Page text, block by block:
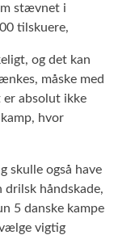
stævnet i
tilskuere,
og det kan
måske med
absolut ikke
hvor
skulle også have
håndskade,
5 danske kampe
vigtig